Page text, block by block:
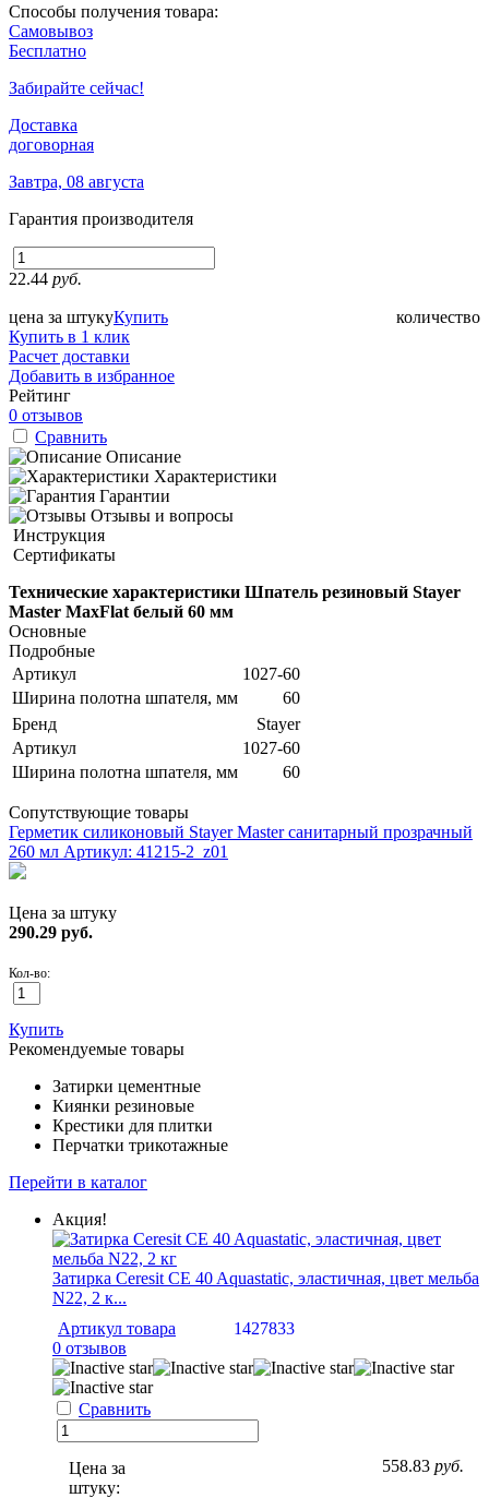
Способы получения товара:
Самовывоз
Бесплатно
Забирайте сейчас!
Доставка
договорная
Завтра, 08 августа
Гарантия производителя
22.44 руб.
цена за штуку количество
Купить
Купить в 1 клик
Расчет доставки
Добавить в избранное
Рейтинг
0 отзывов
Сравнить
Описание
Характеристики
Гарантии
Отзывы и вопросы
Инструкция
Сертификаты
Технические характеристики Шпатель резиновый Stayer
Master MaxFlat белый 60 мм
Основные
Подробные
Артикул
1027-60
Ширина полотна шпателя, мм
60
Бренд
Stayer
Артикул
1027-60
Ширина полотна шпателя, мм
60
Сопутствующие товары
Герметик силиконовый Stayer Master санитарный прозрачный
260 мл Артикул: 41215-2_z01
Цена за штуку
290.29 руб.
Кол-во:
Купить
Рекомендуемые товары
Затирки цементные
Киянки резиновые
Крестики для плитки
Перчатки трикотажные
Перейти в каталог
Акция!
Затирка Ceresit CE 40 Aquastatic, эластичная, цвет мельба
N22, 2 к...
Артикул товара
1427833
0 отзывов
Сравнить
Цена за
штуку:
558.83 руб.